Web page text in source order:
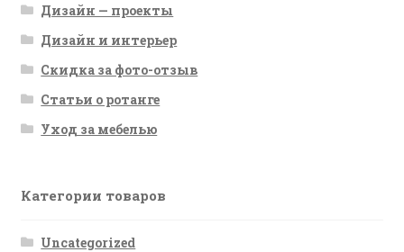
Дизайн — проекты
Дизайн и интерьер
Скидка за фото-отзыв
Статьи о ротанге
Уход за мебелью
Категории товаров
Uncategorized